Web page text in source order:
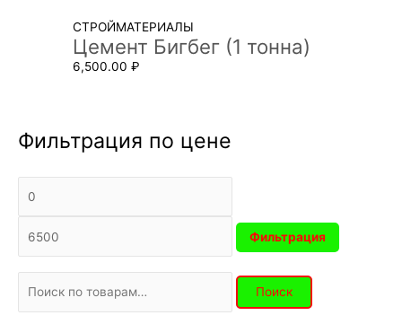
СТРОЙМАТЕРИАЛЫ
Цемент Бигбег (1 тонна)
6,500.00₽
Фильтрация по цене
Фильтрация
Поиск